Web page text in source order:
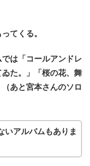
てくる。
では「コールアンドレ
た。」「桜の花、舞
あと宮本さんのソロ
いアルバムもありま